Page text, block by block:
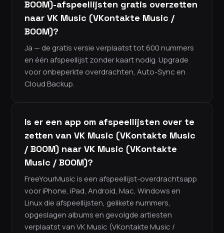
BOOM)-afspeellijsten gratis overzetten
naar VK Music (VKontakte Music /
BOOM)?
Ja — de gratis versie verplaatst tot 600 nummers
en één afspeellijst zonder kaart nodig. Upgrade
voor onbeperkte overdrachten, Auto-Sync en
Cloud Backup.
Is er een app om afspeellijsten over te
zetten van VK Music (VKontakte Music
/ BOOM) naar VK Music (VKontakte
Music / BOOM)?
FreeYourMusic is een afspeellijst-overdrachtsapp
voor iPhone, iPad, Android, Mac, Windows en
Linux die afspeellijsten, gelikete nummers,
opgeslagen albums en gevolgde artiesten
verplaatst van VK Music (VKontakte Music /